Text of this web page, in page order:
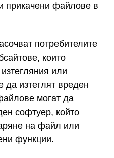
прикачени файлове в
потребителите
които
или
да изтеглят вреден
могат да
софтуер, който
на файл или
функции.